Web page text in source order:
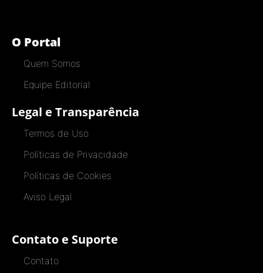
O Portal
Quem Somos
Equipe Editorial
Legal e Transparência
Termos de Uso
Políticas de Privacidade
Políticas de Cookies
Aviso Legal
Contato e Suporte
Contato